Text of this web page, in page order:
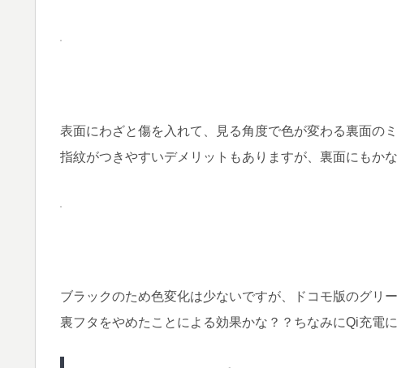
表面にわざと傷を入れて、見る角度で色が変わる裏面の
指紋がつきやすいデメリットもありますが、裏面にもか
ブラックのため色変化は少ないですが、ドコモ版のグリ
裏フタをやめたことによる効果かな？？ちなみにQi充電